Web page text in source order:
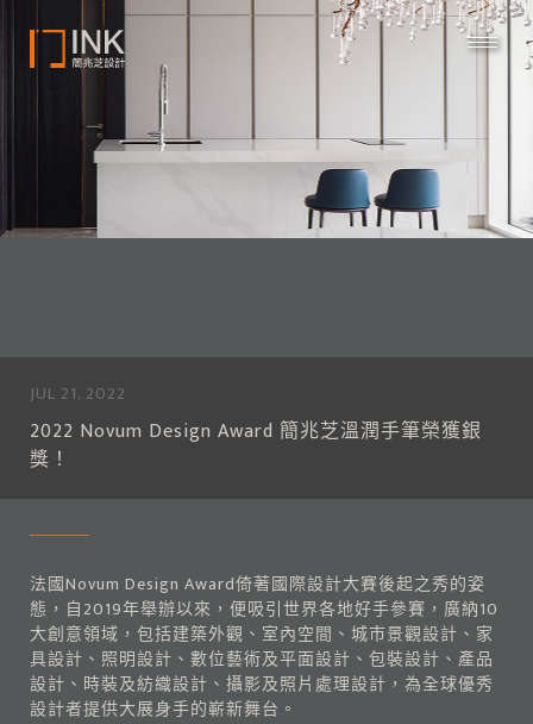
JUL 21, 2022
2022 Novum Design Award 簡兆芝溫潤手筆榮獲銀
獎！
法國Novum Design Award倚著國際設計大賽後起之秀的姿
態，自2019年舉辦以來，便吸引世界各地好手參賽，廣納10
大創意領域，包括建築外觀、室內空間、城市景觀設計、家
具設計、照明設計、數位藝術及平面設計、包裝設計、產品
設計、時裝及紡織設計、攝影及照片處理設計，為全球優秀
設計者提供大展身手的嶄新舞台。